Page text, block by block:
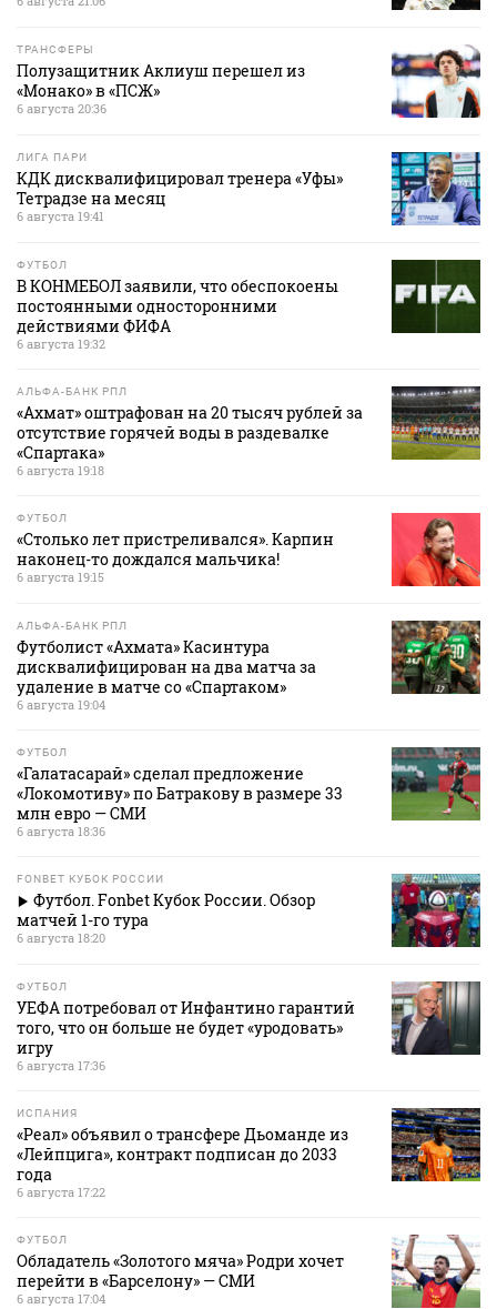
ТРАНСФЕРЫ
Полузащитник Аклиуш перешел из
«Монако» в «ПСЖ»
6 августа 20:36
ЛИГА ПАРИ
КДК дисквалифицировал тренера «Уфы»
Тетрадзе на месяц
6 августа 19:41
ФУТБОЛ
В КОНМЕБОЛ заявили, что обеспокоены
постоянными односторонними
действиями ФИФА
6 августа 19:32
АЛЬФА-БАНК РПЛ
«Ахмат» оштрафован на 20 тысяч рублей за
отсутствие горячей воды в раздевалке
«Спартака»
6 августа 19:18
ФУТБОЛ
«Столько лет пристреливался». Карпин
наконец-то дождался мальчика!
6 августа 19:15
АЛЬФА-БАНК РПЛ
Футболист «Ахмата» Касинтура
дисквалифицирован на два матча за
удаление в матче со «Спартаком»
6 августа 19:04
ФУТБОЛ
«Галатасарай» сделал предложение
«Локомотиву» по Батракову в размере 33
млн евро — СМИ
6 августа 18:36
FONBET КУБОК РОССИИ
Футбол. Fonbet Кубок России. Обзор
матчей 1-го тура
6 августа 18:20
ФУТБОЛ
УЕФА потребовал от Инфантино гарантий
того, что он больше не будет «уродовать»
игру
6 августа 17:36
ИСПАНИЯ
«Реал» объявил о трансфере Дьоманде из
«Лейпцига», контракт подписан до 2033
года
6 августа 17:22
ФУТБОЛ
Обладатель «Золотого мяча» Родри хочет
перейти в «Барселону» — СМИ
6 августа 17:04